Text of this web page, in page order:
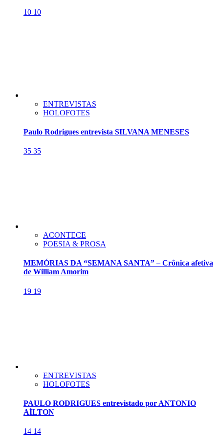
10 10
ENTREVISTAS
HOLOFOTES
Paulo Rodrigues entrevista SILVANA MENESES
35 35
ACONTECE
POESIA & PROSA
MEMÓRIAS DA “SEMANA SANTA” – Crônica afetiva
de William Amorim
19 19
ENTREVISTAS
HOLOFOTES
PAULO RODRIGUES entrevistado por ANTONIO
AÍLTON
14 14